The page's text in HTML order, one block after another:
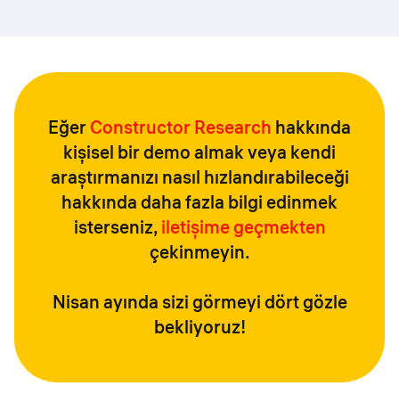
Eğer Constructor Research hakkında
kişisel bir demo almak veya kendi
araştırmanızı nasıl hızlandırabileceği
hakkında daha fazla bilgi edinmek
isterseniz, iletişime geçmekten
çekinmeyin.
Nisan ayında sizi görmeyi dört gözle
bekliyoruz!